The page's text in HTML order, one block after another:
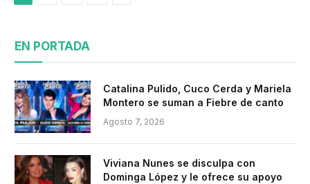
EN PORTADA
Catalina Pulido, Cuco Cerda y Mariela
Montero se suman a Fiebre de canto
Agosto 7, 2026
Viviana Nunes se disculpa con
Dominga López y le ofrece su apoyo